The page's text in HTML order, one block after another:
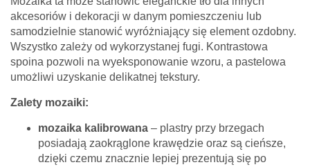
akcesoriów i dekoracji w danym pomieszczeniu lub
samodzielnie stanowić wyróżniający się element ozdobny.
Wszystko zależy od wykorzystanej fugi. Kontrastowa
spoina pozwoli na wyeksponowanie wzoru, a pastelowa
umożliwi uzyskanie delikatnej tekstury.
Zalety mozaiki:
mozaika kalibrowana – plastry przy brzegach
posiadają zaokrąglone krawędzie oraz są cieńsze,
dzięki czemu znacznie lepiej prezentują się po